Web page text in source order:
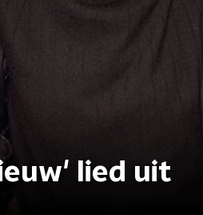
lied uit